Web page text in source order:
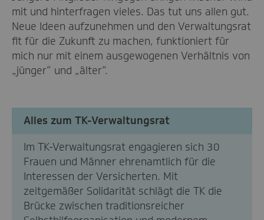
mit und hinterfragen vieles. Das tut uns allen gut.
Neue Ideen aufzunehmen und den Verwaltungsrat
fit für die Zukunft zu machen, funktioniert für
mich nur mit einem ausgewogenen Verhältnis von
„jünger“ und „älter“.
Alles zum TK-Verwaltungsrat
Im TK-Verwaltungsrat engagieren sich 30
Frauen und Männer ehrenamtlich für die
Interessen der Versicherten. Mit
zeitgemäßer Solidarität schlägt die TK die
Brücke zwischen traditionsreicher